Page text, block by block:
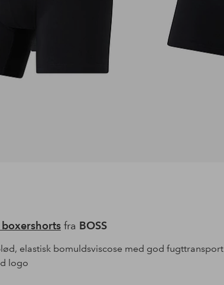
fra BOSS
elastisk bomuldsviscose med god fugttransport
logo